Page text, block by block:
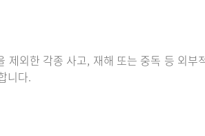
외한 각종 사고, 재해 또는 중독 등 외부
니다.